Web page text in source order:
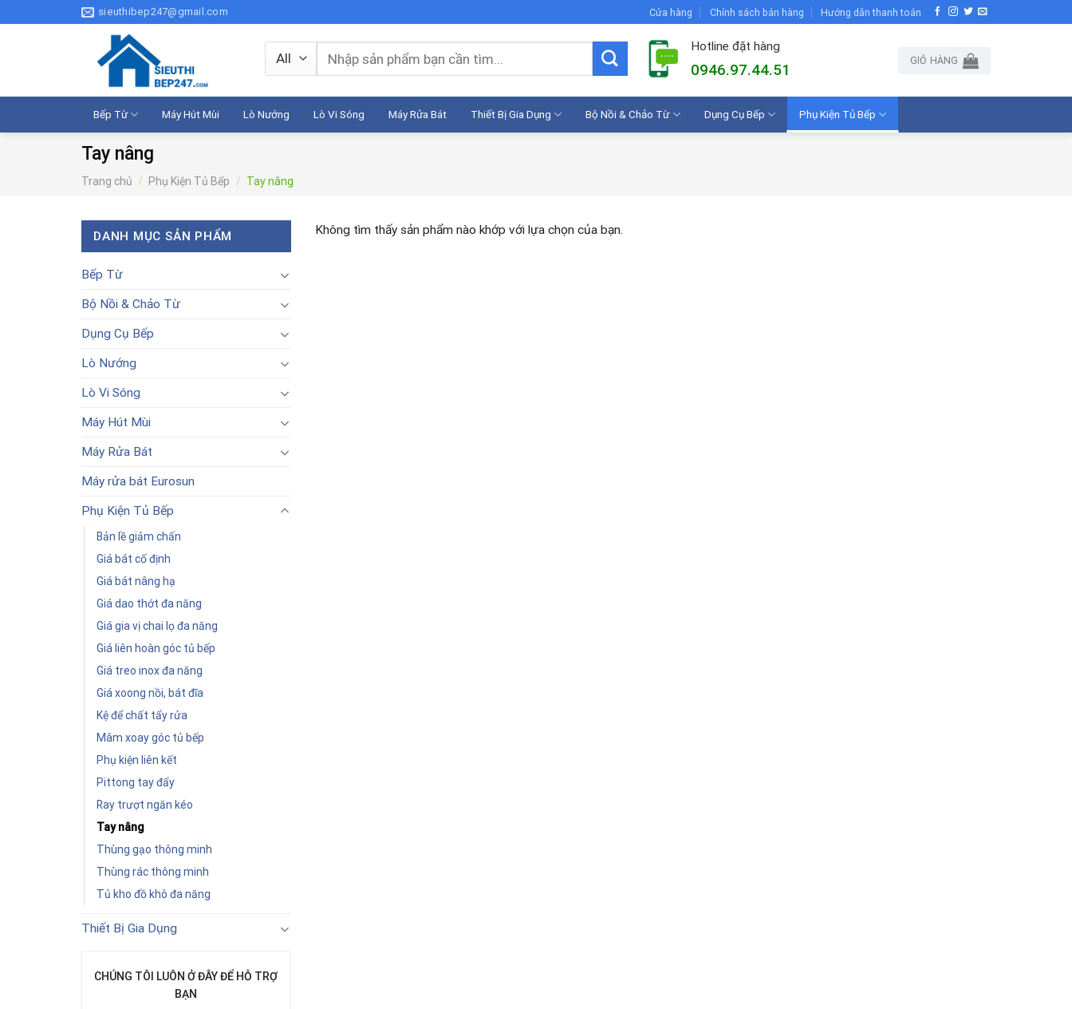
to
sieuthibep247@gmail.com Cửa hàng Chính sách bán hàng Hướng dẫn thanh toán
Tìm
kiếm:
Hotline đặt hàng
0946.97.44.51
GIỎ HÀNG
Bếp Từ Máy Hút Mùi Lò Nướng Lò Vi Sóng Máy Rửa Bát Thiết Bị Gia Dụng Bộ Nồi & Chảo Từ Dụng Cụ Bếp Phụ Kiện Tủ Bếp
Tay nâng
Trang chủ / Phụ Kiện Tủ Bếp / Tay nâng
DANH MỤC SẢN PHẨM
Bếp Từ
Bộ Nồi & Chảo Từ
Dụng Cụ Bếp
Lò Nướng
Lò Vi Sóng
Máy Hút Mùi
Máy Rửa Bát
Máy rửa bát Eurosun
Phụ Kiện Tủ Bếp
Bản lề giảm chấn
Giá bát cố định
Giá bát nâng hạ
Giá dao thớt đa năng
Giá gia vị chai lọ đa năng
Giá liên hoàn góc tủ bếp
Giá treo inox đa năng
Giá xoong nồi, bát đĩa
Kệ để chất tẩy rửa
Mâm xoay góc tủ bếp
Phụ kiện liên kết
Pittong tay đẩy
Ray trượt ngăn kéo
Tay nâng
Thùng gạo thông minh
Thùng rác thông minh
Tủ kho đồ khô đa năng
Thiết Bị Gia Dụng
CHÚNG TÔI LUÔN Ở ĐÂY ĐỂ HỖ TRỢ
BẠN
Không tìm thấy sản phẩm nào khớp với lựa chọn của bạn.